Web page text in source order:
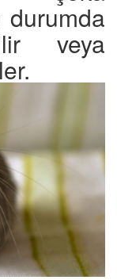
durumda
veya